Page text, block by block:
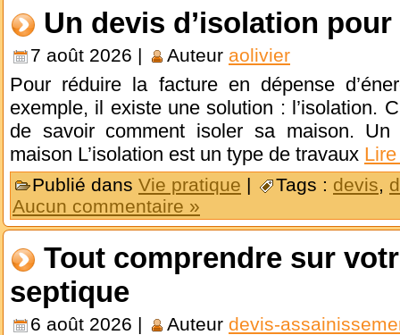
Un devis d’isolation
7 août 2026 | Auteur aolivier
Pour réduire la facture en dépense
exemple, il existe une solution : l’isolation.
de savoir comment isoler sa maison.
maison L’isolation est un type de travaux
Publié dans Vie pratique | Tags : devis
Aucun commentaire »
Tout comprendre sur
septique
6 août 2026 | Auteur devis-